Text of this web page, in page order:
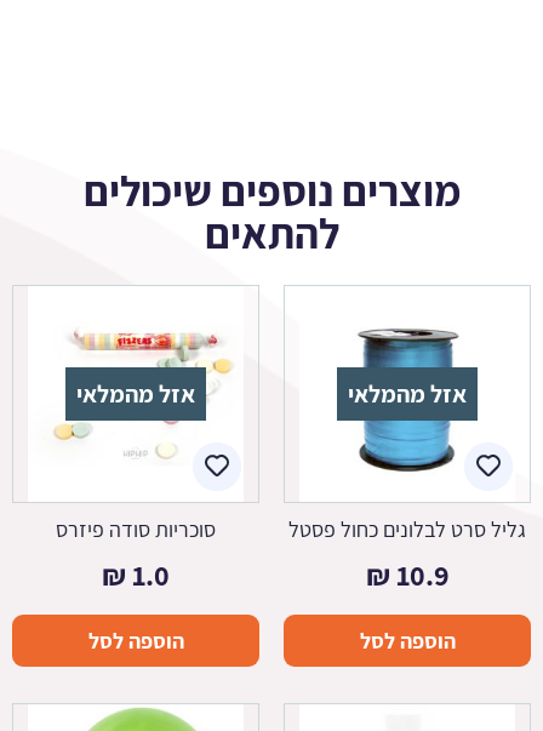
מוצרים נוספים שיכולים
להתאים
אזל מהמלאי
גליל סרט לבלונים כחול פסטל
10.9
₪
הוספה לסל
אזל מהמלאי
סוכריות סודה פיזרס
1.0
₪
הוספה לסל